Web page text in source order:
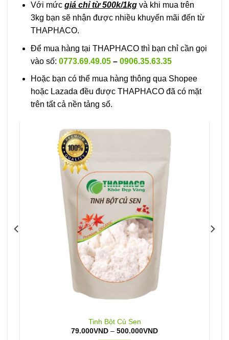
Với mức giá chỉ từ 500k/1kgvà khi mua trên
3kg bạn sẽ nhận được nhiều khuyến mãi đến từ
THAPHACO.
Để mua hàng tại THAPHACO thì bạn chỉ cần gọi
vào số: 0773.69.49.05– 0906.35.63.35
Hoặc bạn có thể mua hàng thông qua Shopee
hoặc Lazada đều được THAPHACO đã có mặt
trên tất cả nền tảng số.
Tinh Bột Củ Sen
79.000VND – 500.000VNDKhoảng